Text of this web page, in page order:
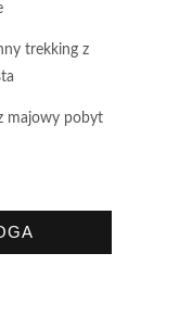
trekking z
majowy pobyt